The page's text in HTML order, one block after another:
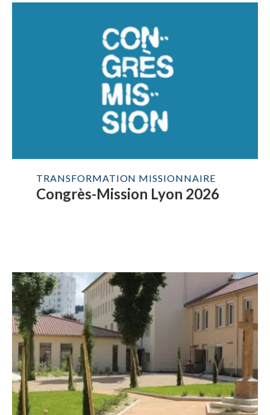
TRANSFORMATION MISSIONNAIRE
Congrès-Mission Lyon 2026